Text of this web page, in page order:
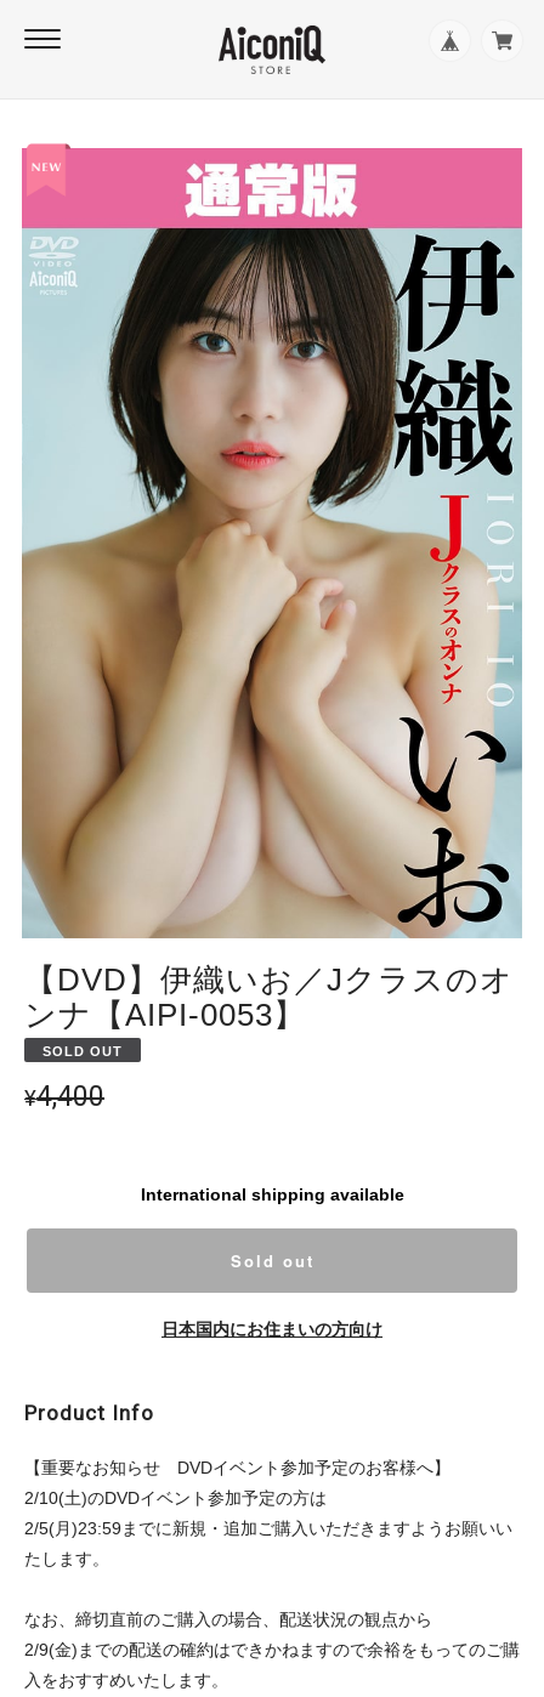
【DVD】伊織いお／Jクラスのオ
ンナ【AIPI-0053】
SOLD OUT
¥4,400
International shipping available
Sold out
日本国内にお住まいの方向け
Product Info
【重要なお知らせ DVDイベント参加予定のお客様へ】
2/10(土)のDVDイベント参加予定の方は
2/5(月)23:59までに新規・追加ご購入いただきますようお願いい
たします。
なお、締切直前のご購入の場合、配送状況の観点から
2/9(金)までの配送の確約はできかねますので余裕をもってのご購
入をおすすめいたします。